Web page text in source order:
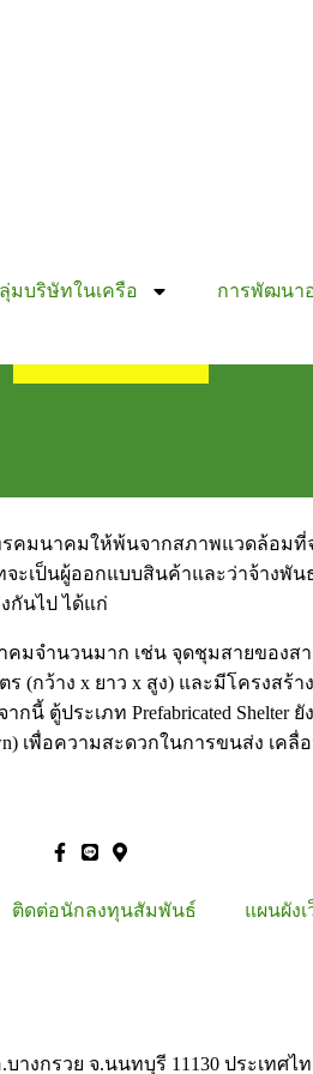
มบริษัทในเครือ การพัฒนา
นาคมให้พ้นจากสภาพแวดล้อมที่
ะเป็นผู้ออกแบบสินค้าและว่าจ้าง
กันไป ได้แก่
จำนวนมาก เช่น จุดชุมสายของส
ร (กว้าง x ยาว x สูง) และมีโครง
ตู้ประเภท Prefabricated
เพื่อความสะดวกในการขนส่ง เคลื่
ติดต่อนักลงทุนสัมพันธ์ แผนผัง
างกรวย จ.นนทบุรี 11130 ประเทศไ